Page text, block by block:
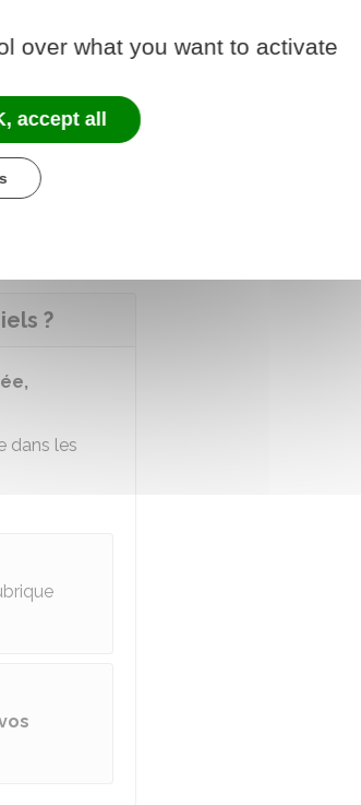
utilisé :
?
dans les
over what you want to activate
accept all